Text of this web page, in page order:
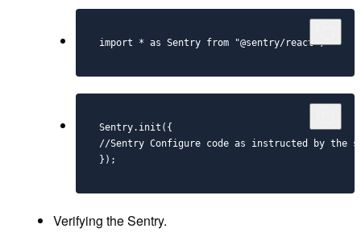
import * as Sentry from "@sentry/react";
Sentry.init({
//Sentry Configure code as instructed by the
});
Verifying the Sentry.